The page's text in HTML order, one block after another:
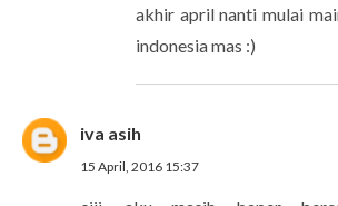
akhir april nanti mulai
indonesia mas :)
iva asih
15 April, 2016 15:37